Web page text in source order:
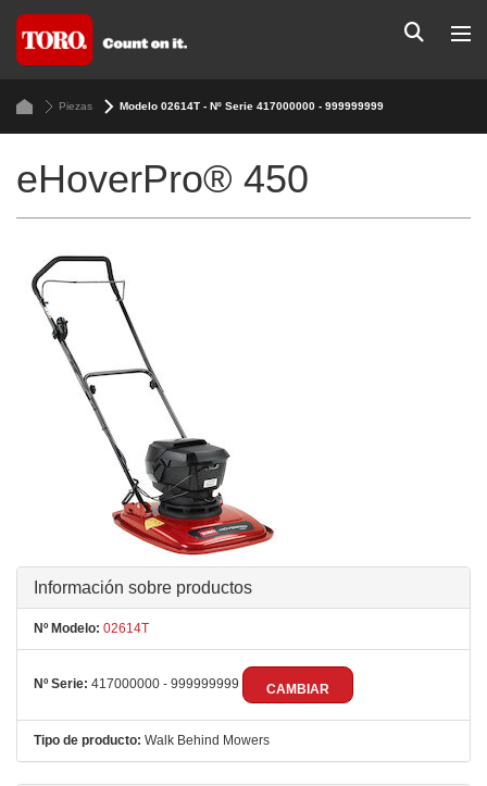
Piezas Modelo 02614T - Nº Serie 417000000 - 999999999
eHoverPro® 450
Información sobre productos
Nº Modelo: 02614T
Nº Serie: 417000000 - 999999999 CAMBIAR
Tipo de producto: Walk Behind Mowers